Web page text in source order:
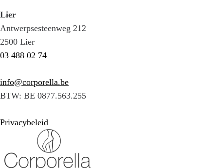
Lier
Antwerpsesteenweg 212
2500 Lier
03 488 02 74
info@corporella.be
BTW: BE 0877.563.255
Privacybeleid